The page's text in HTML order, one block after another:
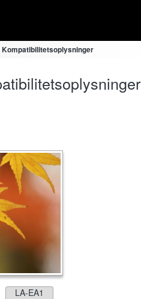
Kompatibilitetsoplysninger
LA-EA1